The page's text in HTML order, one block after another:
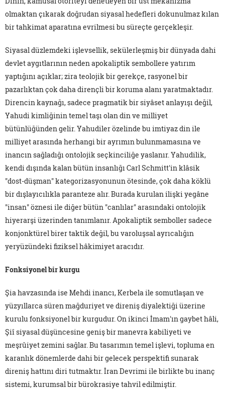
olmaktan çıkarak doğrudan siyasal hedefleri dokunulmaz kılan
bir tahkimat aparatına evrilmesi bu süreçte gerçekleşir.
Siyasal düzlemdeki işlevsellik, sekülerleşmiş bir dünyada dahi
devlet aygıtlarının neden apokaliptik sembollere yatırım
yaptığını açıklar; zira teolojik bir gerekçe, rasyonel bir
pazarlıktan çok daha dirençli bir koruma alanı yaratmaktadır.
Direncin kaynağı, sadece pragmatik bir siyâset anlayışı değil,
Yahudi kimliğinin temel taşı olan din ve milliyet
bütünlüğünden gelir. Yahudiler özelinde bu imtiyaz din ile
milliyet arasında herhangi bir ayrımın bulunmamasına ve
inancın sağladığı ontolojik seçkinciliğe yaslanır. Yahudilik,
kendi dışında kalan bütün insanlığı Carl Schmitt'in klâsik
"dost-düşman" kategorizasyonunun ötesinde, çok daha köklü
bir dışlayıcılıkla paranteze alır. Burada kurulan ilişki yegâne
"insan" öznesi ile diğer bütün "canlılar" arasındaki ontolojik
hiyerarşi üzerinden tanımlanır. Apokaliptik semboller sadece
konjonktürel birer taktik değil, bu varoluşsal ayrıcalığın
yeryüzündeki fiziksel hâkimiyet aracıdır.
Fonksiyonel bir kurgu
Şia havzasında ise Mehdi inancı, Kerbela ile somutlaşan ve
yüzyıllarca süren mağduriyet ve direniş diyalektiği üzerine
kurulu fonksiyonel bir kurgudur. On ikinci İmam'ın gaybet hâli,
Şiî siyasal düşüncesine geniş bir manevra kabiliyeti ve
meşrûiyet zemini sağlar. Bu tasarımın temel işlevi, topluma en
karanlık dönemlerde dahi bir gelecek perspektifi sunarak
direniş hattını diri tutmaktır. İran Devrimi ile birlikte bu inanç
sistemi, kurumsal bir bürokrasiye tahvil edilmiştir.